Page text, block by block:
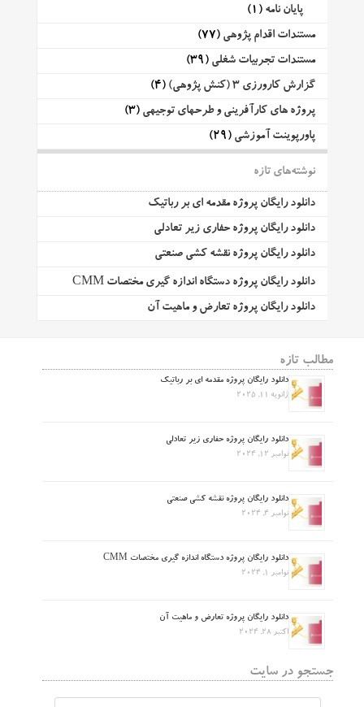
پایان نامه (1)
مستندات اقدام پژوهی (77)
مستندات تجربیات شغلی (39)
گزارش کارورزی 3 (کنش پژوهی)
(4)
پروژه های کارآفرینی و طرحهای توجیهی (3)
پاورپوینت آموزشی (29)
نوشته‌های تازه
دانلود رایگان پروژه مقدمه ای بر رباتیک
دانلود رایگان پروژه حفاری زیر تعادلی
دانلود رایگان پروژه نقشه کشی صنعتی
دانلود رایگان پروژه دستگاه اندازه گیری مختصات CMM
دانلود رایگان پروژه تعارض و ماهیت آن
مطالب تازه
دانلود رایگان پروژه مقدمه ای بر رباتیک
ژانویه 11, 2025
دانلود رایگان پروژه حفاری زیر تعادلی
نوامبر 12, 2024
دانلود رایگان پروژه نقشه کشی صنعتی
نوامبر 4, 2024
دانلود رایگان پروژه دستگاه اندازه گیری مختصات CMM
نوامبر 1, 2024
دانلود رایگان پروژه تعارض و ماهیت آن
اکتبر 28, 2024
جستجو در سایت